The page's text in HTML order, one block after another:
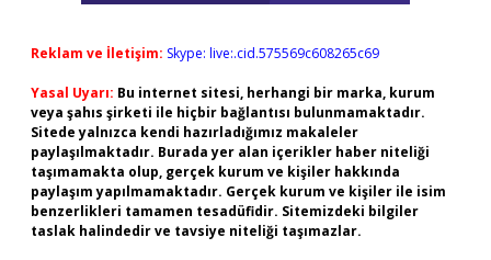
Reklam ve İletişim: Skype: live:.cid.575569c608265c69
Yasal Uyarı: Bu internet sitesi, herhangi bir marka, kurum
veya şahıs şirketi ile hiçbir bağlantısı bulunmamaktadır.
Sitede yalnızca kendi hazırladığımız makaleler
paylaşılmaktadır. Burada yer alan içerikler haber niteliği
taşımamakta olup, gerçek kurum ve kişiler hakkında
paylaşım yapılmamaktadır. Gerçek kurum ve kişiler ile isim
benzerlikleri tamamen tesadüfidir. Sitemizdeki bilgiler
taslak halindedir ve tavsiye niteliği taşımazlar.